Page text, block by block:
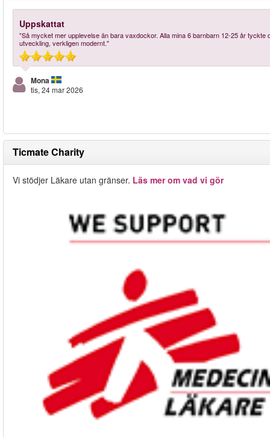
Uppskattat
"Så mycket mer upplevelse än bara vaxdockor. Alla mina 6 barnbarn 12-25 år
utveckling, verkligen modernt."
Mona
tis, 24 mar 2026
Ticmate Charity
Vi stödjer Läkare utan gränser. Läs mer om vad vi gör